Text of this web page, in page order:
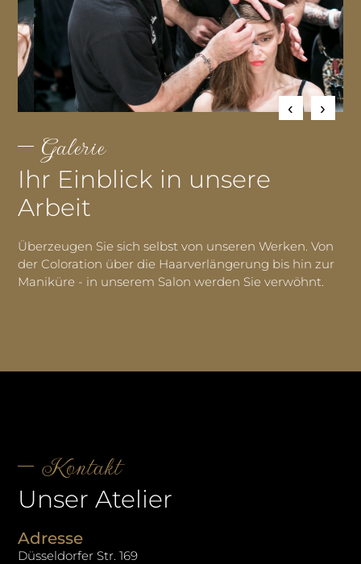
Galerie
Ihr Einblick in unsere
Arbeit
Überzeugen Sie sich selbst von unseren Werken. Von
der Coloration über die Haarverlängerung bis hin zur
Maniküre - in unserem Salon werden Sie verwöhnt.
Kontakt
Unser Atelier
Adresse
Düsseldorfer Str. 169